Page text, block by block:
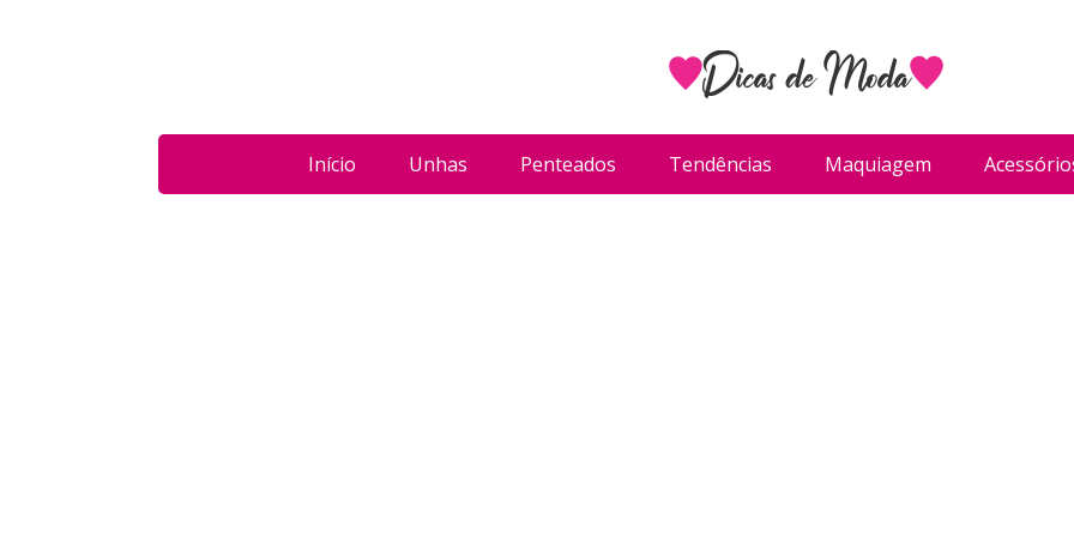
Início Unhas Penteados Tendências Maquiagem